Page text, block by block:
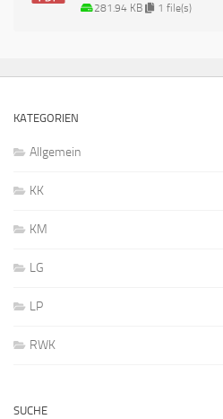
281.94 KB 1 file(s)
KATEGORIEN
Allgemein
KK
KM
LG
LP
RWK
SUCHE